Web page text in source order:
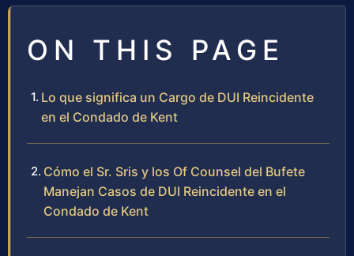
ON THIS PAGE
Lo que significa un Cargo de DUI Reincidente
en el Condado de Kent
Cómo el Sr. Sris y los Of Counsel del Bufete
Manejan Casos de DUI Reincidente en el
Condado de Kent